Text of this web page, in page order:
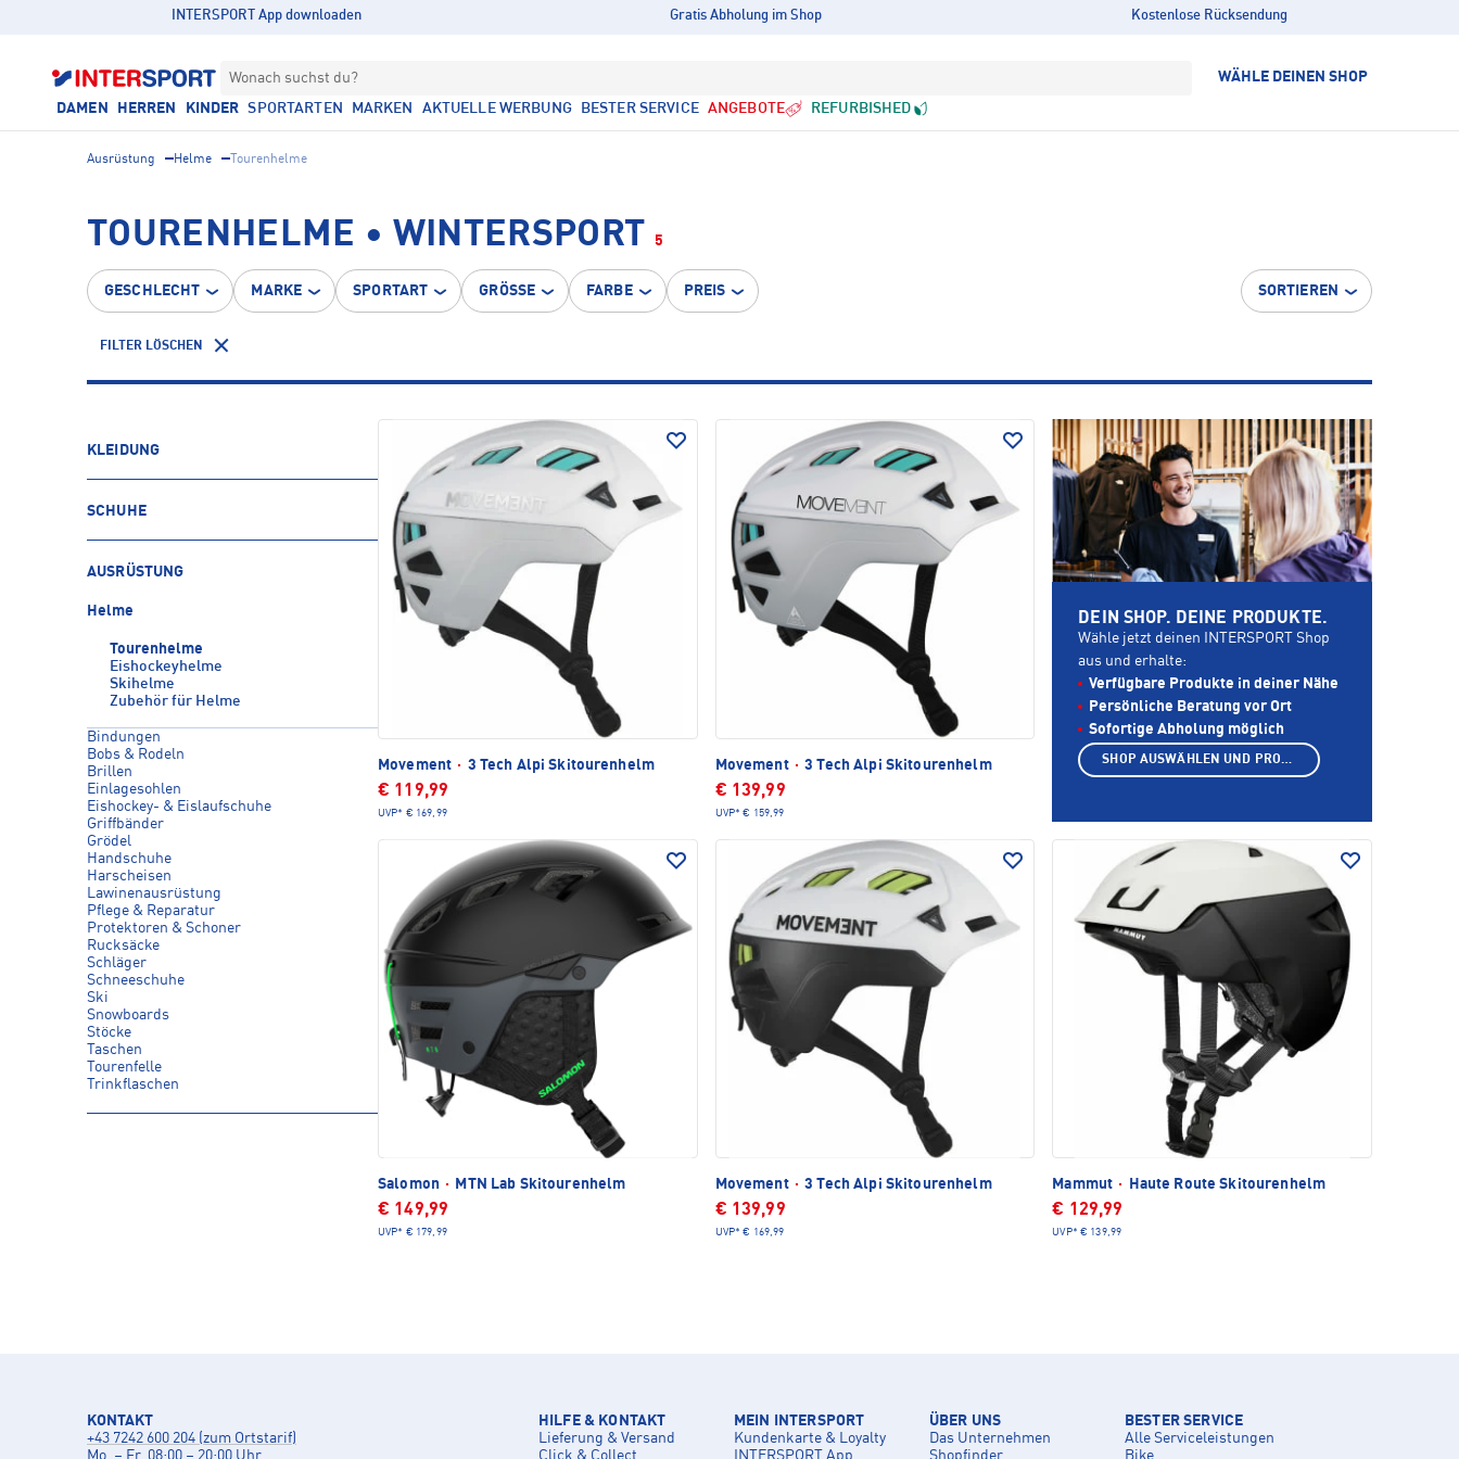
INTERSPORT App downloaden Gratis Abholung im Shop Kostenlose Rücksendung
Wonach suchst du? WÄHLE DEINEN SHOP
DAMEN HERREN KINDER SPORTARTEN MARKEN AKTUELLE WERBUNG BESTER SERVICE ANGEBOTE REFURBISHED
Ausrüstung Helme Tourenhelme
TOURENHELME • WINTERSPORT 5
GESCHLECHT MARKE SPORTART GRÖSSE FARBE PREIS SORTIEREN
FILTER LÖSCHEN
KLEIDUNG
SCHUHE
AUSRÜSTUNG
Helme
Tourenhelme
Eishockeyhelme
Skihelme
Zubehör für Helme
Bindungen
Bobs & Rodeln
Brillen
Einlagesohlen
Eishockey- & Eislaufschuhe
Griffbänder
Grödel
Handschuhe
Harscheisen
Lawinenausrüstung
Pflege & Reparatur
Protektoren & Schoner
Rucksäcke
Schläger
Schneeschuhe
Ski
Snowboards
Stöcke
Taschen
Tourenfelle
Trinkflaschen
Movement · 3 Tech Alpi Skitourenhelm
€ 119,99
UVP* € 169,99
Movement · 3 Tech Alpi Skitourenhelm
€ 139,99
UVP* € 159,99
Salomon · MTN Lab Skitourenhelm
€ 149,99
UVP* € 179,99
Movement · 3 Tech Alpi Skitourenhelm
€ 139,99
UVP* € 169,99
Mammut · Haute Route Skitourenhelm
€ 129,99
UVP* € 139,99
DEIN SHOP. DEINE PRODUKTE.
Wähle jetzt deinen INTERSPORT Shop
aus und erhalte:
Verfügbare Produkte in deiner Nähe
Persönliche Beratung vor Ort
Sofortige Abholung möglich
SHOP AUSWÄHLEN UND PRODUKTE ANZEIGEN
KONTAKT
+43 7242 600 204 (zum Ortstarif)
HILFE & KONTAKT
Lieferung & Versand
MEIN INTERSPORT
Kundenkarte & Loyalty
ÜBER UNS
Das Unternehmen
BESTER SERVICE
Alle Serviceleistungen